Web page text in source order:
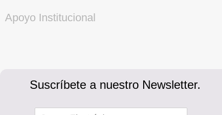
Apoyo Institucional
Suscríbete a nuestro Newsletter.